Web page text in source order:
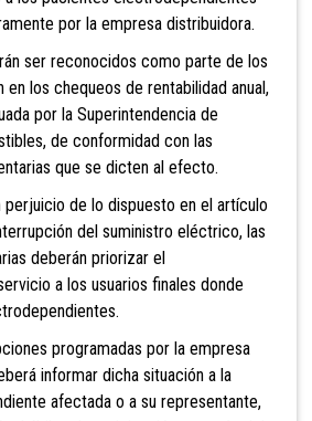
por la empresa distribuidora.
ser reconocidos como parte de los
los chequeos de rentabilidad anual,
por la Superintendencia de
de conformidad con las
que se dicten al efecto.
perjuicio de lo dispuesto en el artículo
del suministro eléctrico, las
deberán priorizar el
a los usuarios finales donde
programadas por la empresa
informar dicha situación a la
afectada o a su representante,